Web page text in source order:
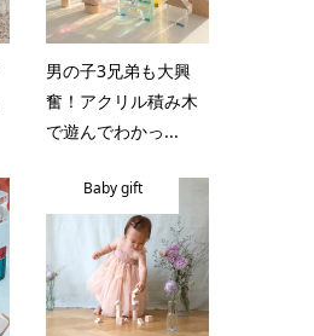
男の子3兄弟も大興
奮！アクリル積み木
で遊んでわかっ...
Baby gift